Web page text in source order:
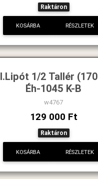
Raktáron
KOSÁRBA RÉSZLETEK
I.Lipót 1/2 Tallér
Éh-1045 K-B
w4767
129 000 Ft
Raktáron
KOSÁRBA RÉSZLETEK